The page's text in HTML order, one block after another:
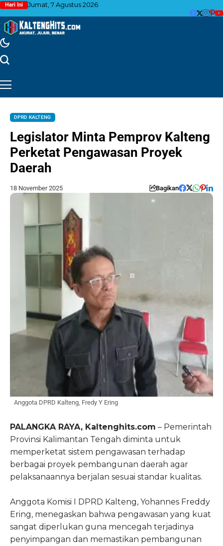
Hari Ini Jumat, 7 Agustus 2026
DPRD KALTENG
Legislator Minta Pemprov Kalteng
Perketat Pengawasan Proyek
Daerah
18 November 2025 Bagikan
Anggota DPRD Kalteng, Fredy Y Ering
PALANGKA RAYA, Kaltenghits.com – Pemerintah
Provinsi Kalimantan Tengah diminta untuk
memperketat sistem pengawasan terhadap
berbagai proyek pembangunan daerah agar
pelaksanaannya berjalan sesuai standar kualitas.
Anggota Komisi I DPRD Kalteng, Yohannes Freddy
Ering, menegaskan bahwa pengawasan yang kuat
sangat diperlukan guna mencegah terjadinya
penyimpangan dan memastikan pembangunan